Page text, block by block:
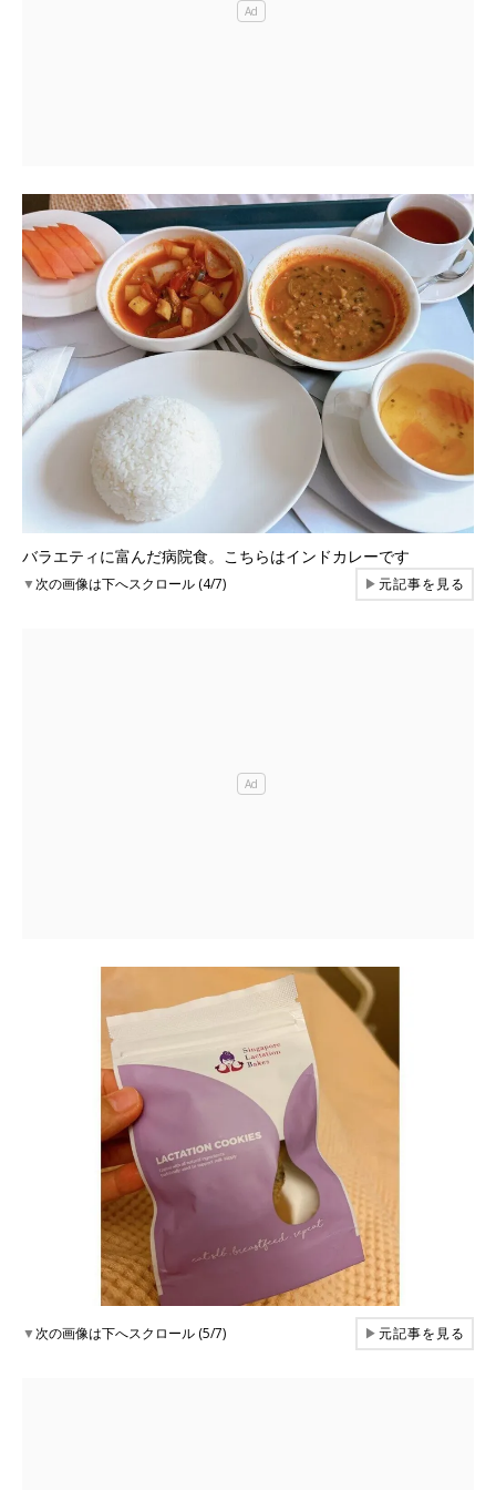
バラエティに富んだ病院食。こちらはインドカレーです
▼次の画像は下へスクロール (4/7) ▶元記事を見る
▼次の画像は下へスクロール (5/7) ▶元記事を見る